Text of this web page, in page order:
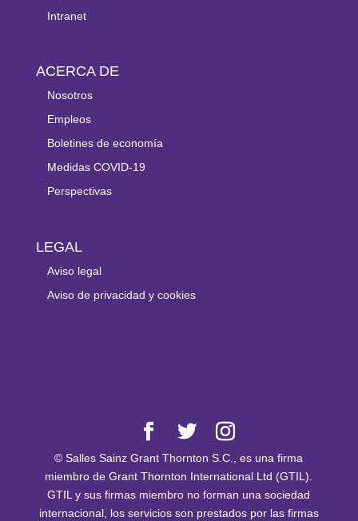
Intranet
ACERCA DE
Nosotros
Empleos
Boletines de economía
Medidas COVID-19
Perspectivas
LEGAL
Aviso legal
Aviso de privacidad y cookies
© Salles Sainz Grant Thornton S.C., es una firma
miembro de Grant Thornton International Ltd (GTIL).
GTIL y sus firmas miembro no forman una sociedad
internacional, los servicios son prestados por las firmas